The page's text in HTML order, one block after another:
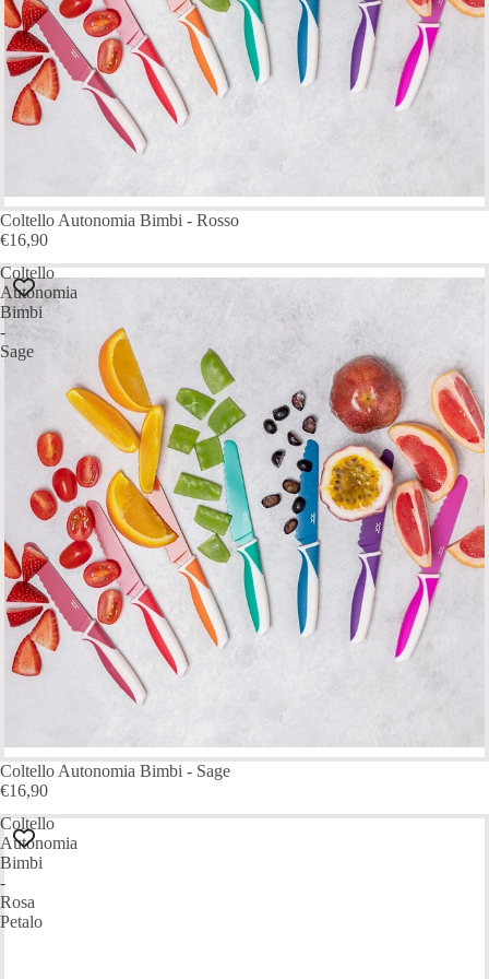
ESAURITO
Coltello Autonomia Bimbi - Rosso
€16,90
Coltello
Autonomia
Bimbi
-
Sage
Coltello Autonomia Bimbi - Sage
€16,90
Coltello
Autonomia
Bimbi
-
Rosa
Petalo